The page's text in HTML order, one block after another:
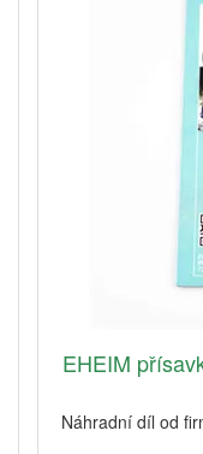
EHEIM
Náhradní díl od